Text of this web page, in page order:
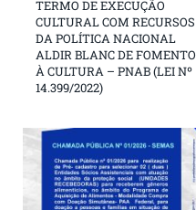
TERMO DE EXECUÇÃO
CULTURAL COM RECURSOS
DA POLÍTICA NACIONAL
ALDIR BLANC DE FOMENTO
À CULTURA – PNAB (LEI Nº
14.399/2022)